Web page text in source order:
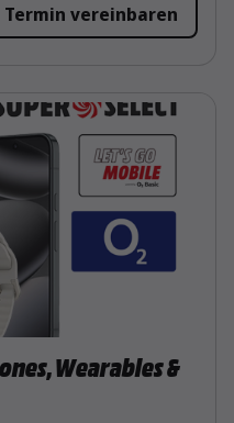
Termin vereinbaren
Wearables &